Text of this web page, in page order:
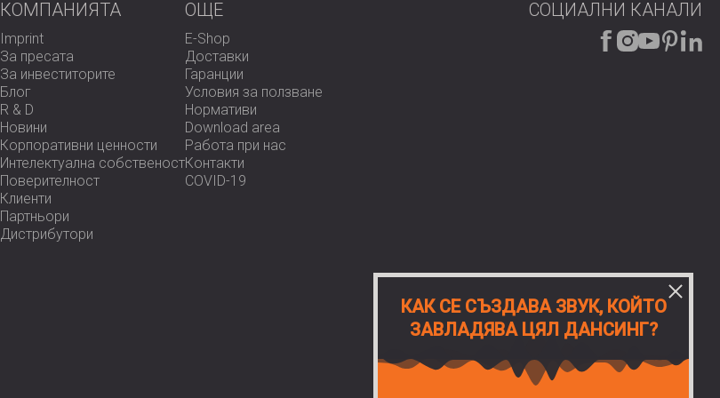
Свържете се с DECIBEL,
за да разберете как Vibromat може да подобри стабилността и
акустичните характеристики на следващия ви проект.
КОМПАНИЯТА
Imprint
За пресата
За инвеститорите
Блог
R & D
Новини
Корпоративни ценности
Интелектуална собственост
Поверителност
Клиенти
Партньори
Дистрибутори
OЩЕ
E-Shop
Доставки
Гаранции
Условия за ползване
Нормативи
Download area
Работа при нас
Контакти
COVID-19
СОЦИАЛНИ КАНАЛИ
КАК СЕ СЪЗДАВА ЗВУК, КОЙТО
ЗАВЛАДЯВА ЦЯЛ ДАНСИНГ?